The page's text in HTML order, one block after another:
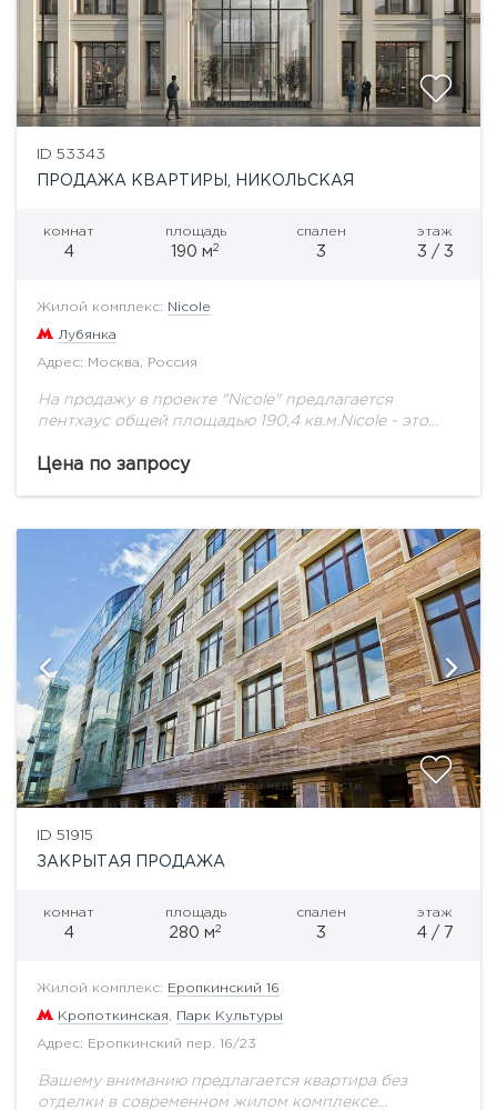
ID 53343
ПРОДАЖА КВАРТИРЫ, НИКОЛЬСКАЯ
комнат
4
площадь
190 м2
спален
3
этаж
3 / 3
Жилой комплекс: Nicole
Лубянка
Адрес: Москва, Россия
На продажу в проекте "Nicole" предлагается
пентхаус общей площадью 190,4 кв.м.Nicole - это
и коммерческие точки притяжения внутри
Цена по запросу
ID 51915
ЗАКРЫТАЯ ПРОДАЖА
комнат
4
площадь
280 м2
спален
3
этаж
4 / 7
Жилой комплекс: Еропкинский 16
Кропоткинская Парк Культуры
Адрес: Еропкинский пер. 16/23
Вашему вниманию предлагается квартира без
отделки в современном жилом комплексе